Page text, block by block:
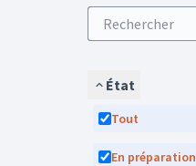
État
Tout
En préparation